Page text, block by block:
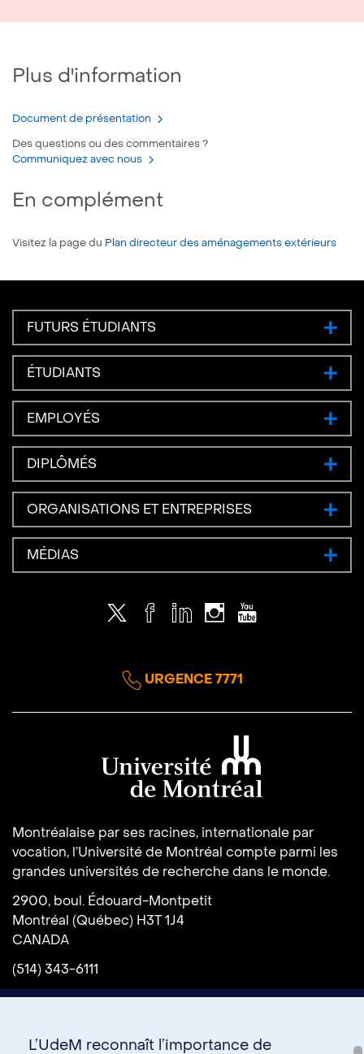
Plus d'information
Document de présentation
Des questions ou des commentaires ?
Communiquez avec nous
En complément
Visitez la page du Plan directeur des aménagements extérieurs
FUTURS ÉTUDIANTS
ÉTUDIANTS
EMPLOYÉS
DIPLÔMÉS
ORGANISATIONS ET ENTREPRISES
MÉDIAS
Twitter Facebook
LinkedInInstagramYoutube
URGENCE 7771
Montréalaise par ses racines, internationale par
vocation, l’Université de Montréal compte parmi les
grandes universités de recherche dans le monde.
2900, boul. Édouard-Montpetit
Montréal (Québec) H3T 1J4
CANADA
(514) 343-6111
L’UdeM reconnaît l’importance de